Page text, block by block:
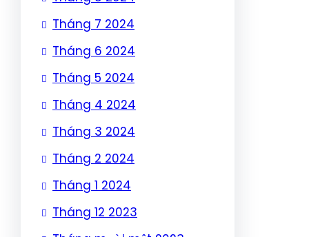
Tháng 7 2024
Tháng 6 2024
Tháng 5 2024
Tháng 4 2024
Tháng 3 2024
Tháng 2 2024
Tháng 1 2024
Tháng 12 2023